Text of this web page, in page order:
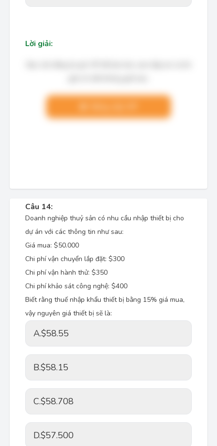
Lời giải:
Câu 14:
Doanh nghiệp thuỷ sản có nhu cầu nhập thiết bị cho
dự án với các thông tin như sau:
Giá mua: $50.000
Chi phí vận chuyển lắp đặt: $300
Chi phí vận hành thử: $350
Chi phí khảo sát công nghệ: $400
Biết rằng thuế nhập khẩu thiết bị bằng 15% giá mua,
vậy nguyên giá thiết bị sẽ là:
A.$58.55
B.$58.15
C.$58.708
D.$57.500